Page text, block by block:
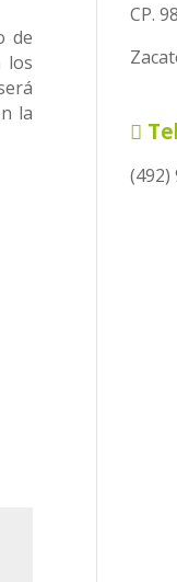
de
los
la
CP.
(492)